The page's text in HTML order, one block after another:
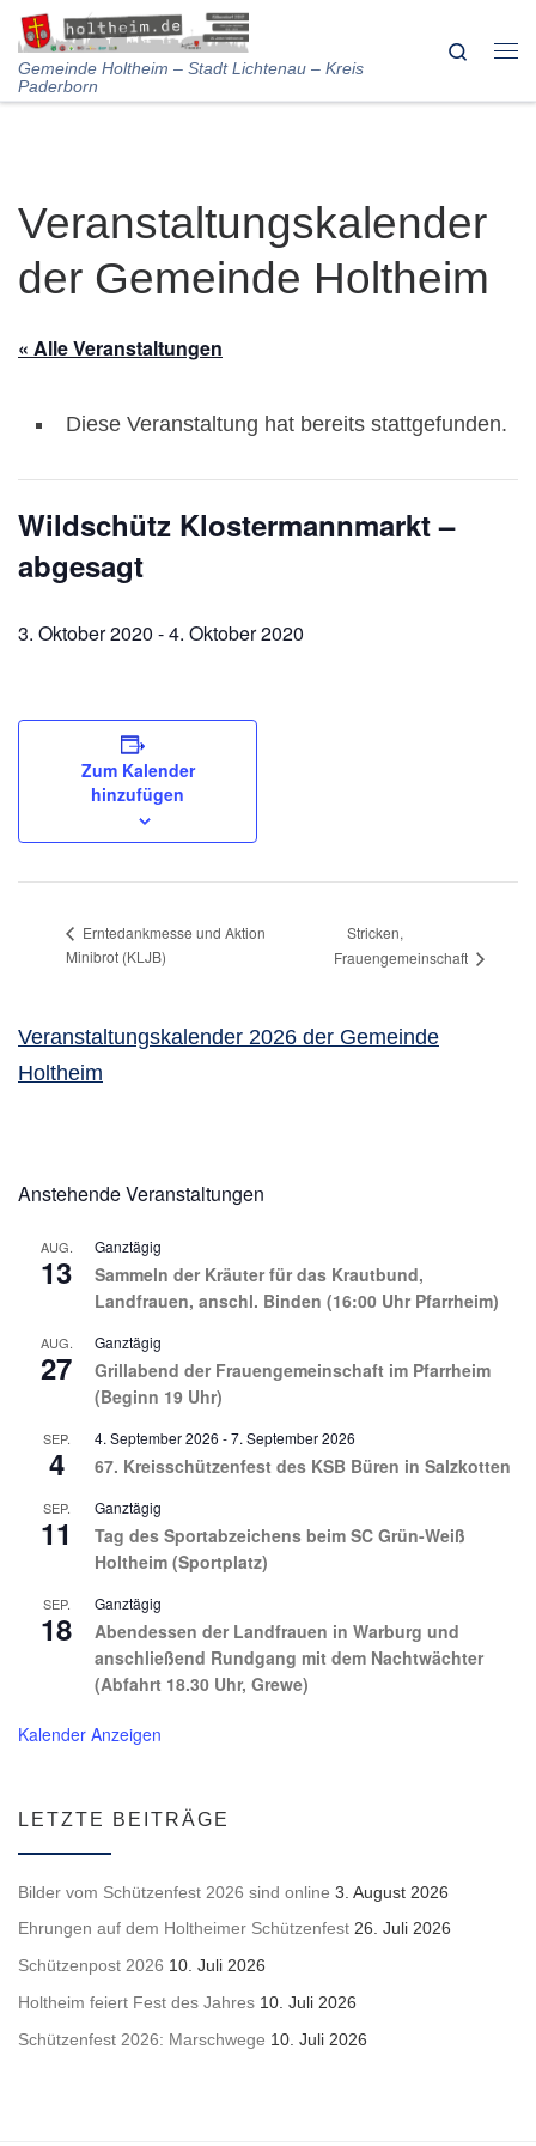
Skip to content
Gemeinde Holtheim – Stadt Lichtenau – Kreis
Paderborn
Search
Veranstaltungskalender
der Gemeinde Holtheim
« Alle Veranstaltungen
Diese Veranstaltung hat bereits stattgefunden.
Wildschütz Klostermannmarkt –
abgesagt
3. Oktober 2020 -4. Oktober 2020
Zum Kalender
hinzufügen
Erntedankmesse und Aktion
Minibrot (KLJB)
Stricken,
Frauengemeinschaft
Veranstaltungskalender 2026 der Gemeinde
Holtheim
Anstehende Veranstaltungen
AUG.
13
Ganztägig
Sammeln der Kräuter für das Krautbund,
Landfrauen, anschl. Binden (16:00 Uhr Pfarrheim)
AUG.
27
Ganztägig
Grillabend der Frauengemeinschaft im Pfarrheim
(Beginn 19 Uhr)
SEP.
4
4. September 2026 -7. September 2026
67. Kreisschützenfest des KSB Büren in Salzkotten
SEP.
11
Ganztägig
Tag des Sportabzeichens beim SC Grün-Weiß
Holtheim (Sportplatz)
SEP.
18
Ganztägig
Abendessen der Landfrauen in Warburg und
anschließend Rundgang mit dem Nachtwächter
(Abfahrt 18.30 Uhr, Grewe)
Kalender Anzeigen
LETZTE BEITRÄGE
Bilder vom Schützenfest 2026 sind online 3. August 2026
Ehrungen auf dem Holtheimer Schützenfest 26. Juli 2026
Schützenpost 2026 10. Juli 2026
Holtheim feiert Fest des Jahres 10. Juli 2026
Schützenfest 2026: Marschwege 10. Juli 2026